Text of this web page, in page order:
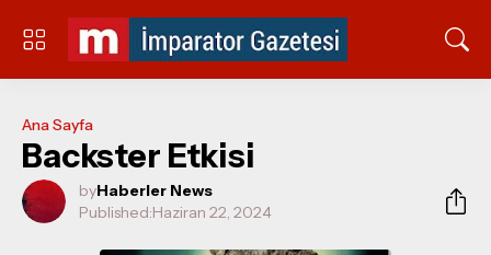
Ana Sayfa
Backster Etkisi
byHaberler News
Published:Haziran 22, 2024